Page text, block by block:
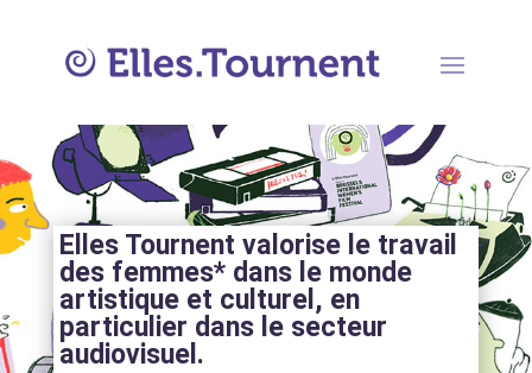
Elles Tournent valorise le travail
des femmes* dans le monde
artistique et culturel, en
particulier dans le secteur
audiovisuel.